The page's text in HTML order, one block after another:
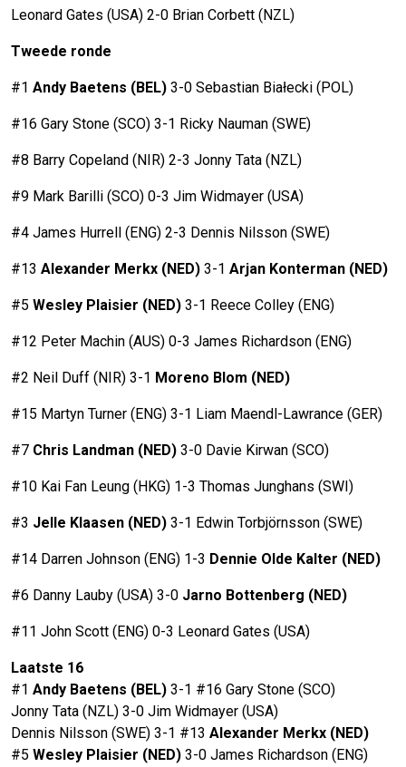
Leonard Gates (USA) 2-0 Brian Corbett (NZL)
Tweede ronde
#1 Andy Baetens (BEL) 3-0 Sebastian Białecki (POL)
#16 Gary Stone (SCO) 3-1 Ricky Nauman (SWE)
#8 Barry Copeland (NIR) 2-3 Jonny Tata (NZL)
#9 Mark Barilli (SCO) 0-3 Jim Widmayer (USA)
#4 James Hurrell (ENG) 2-3 Dennis Nilsson (SWE)
#13 Alexander Merkx (NED) 3-1 Arjan Konterman (NED)
#5 Wesley Plaisier (NED) 3-1 Reece Colley (ENG)
#12 Peter Machin (AUS) 0-3 James Richardson (ENG)
#2 Neil Duff (NIR) 3-1 Moreno Blom (NED)
#15 Martyn Turner (ENG) 3-1 Liam Maendl-Lawrance (GER)
#7 Chris Landman (NED) 3-0 Davie Kirwan (SCO)
#10 Kai Fan Leung (HKG) 1-3 Thomas Junghans (SWI)
#3 Jelle Klaasen (NED) 3-1 Edwin Torbjörnsson (SWE)
#14 Darren Johnson (ENG) 1-3 Dennie Olde Kalter (NED)
#6 Danny Lauby (USA) 3-0 Jarno Bottenberg (NED)
#11 John Scott (ENG) 0-3 Leonard Gates (USA)
Laatste 16
#1 Andy Baetens (BEL) 3-1 #16 Gary Stone (SCO)
Jonny Tata (NZL) 3-0 Jim Widmayer (USA)
Dennis Nilsson (SWE) 3-1 #13 Alexander Merkx (NED)
#5 Wesley Plaisier (NED) 3-0 James Richardson (ENG)